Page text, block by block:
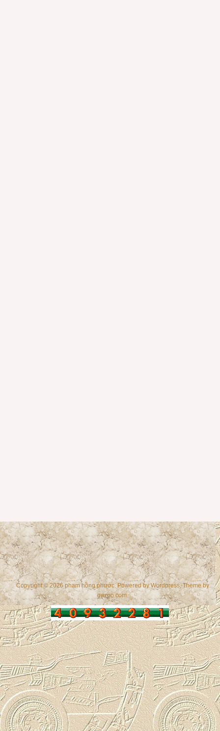
Copyright © 2026 phạm hồng phước. Powered byWordpress , Theme by
gazpo.com.